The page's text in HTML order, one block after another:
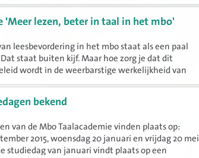
'Meer lezen, beter in taal in het mbo'
leesbevordering in het mbo staat als een paal
staat buiten kijf. Maar hoe zorg je dat dit
wordt in de weerbarstige werkelijkheid van
geef je het concreet vorm? En op welke manier...
bekend
van de Mbo Taalacademie vinden plaats op:
2015, woensdag 20 januari en vrijdag 20 mei
studiedag van januari vindt plaats op een